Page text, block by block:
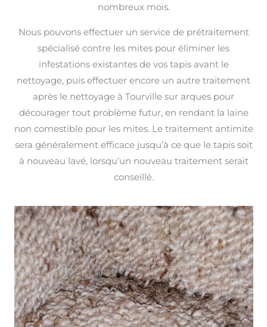
nombreux mois.
Nous pouvons effectuer un service de prétraitement
spécialisé contre les mites pour éliminer les
infestations existantes de vos tapis avant le
nettoyage, puis effectuer encore un autre traitement
après le nettoyage à Tourville sur arques pour
décourager tout problème futur, en rendant la laine
non comestible pour les mites. Le traitement antimite
sera généralement efficace jusqu’à ce que le tapis soit
à nouveau lavé, lorsqu’un nouveau traitement serait
conseillé.